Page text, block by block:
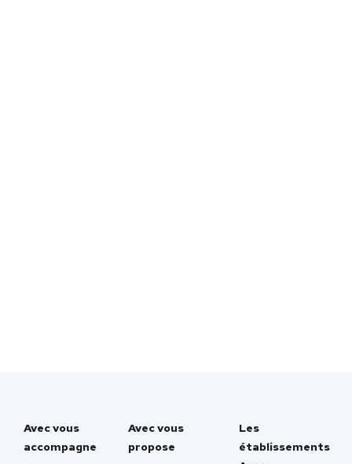
Avec vous
accompagne
Avec vous
propose
Les
établissements